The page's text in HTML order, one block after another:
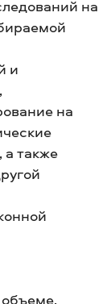
на
и
на
также